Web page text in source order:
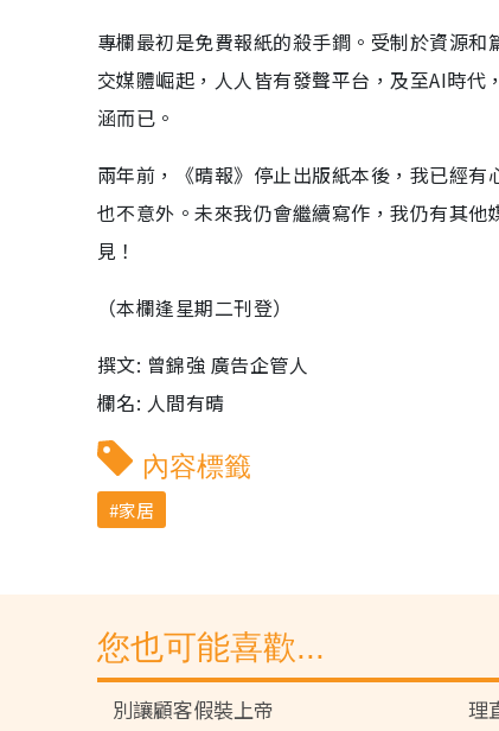
專欄最初是免費報紙的殺手鐧。受制於資源
交媒體崛起，人人皆有發聲平台，及至AI時
涵而已。
兩年前，《晴報》停止出版紙本後，我已經
也不意外。未來我仍會繼續寫作，我仍有其
見！
（本欄逢星期二刊登）
撰文: 曾錦強 廣告企管人
欄名: 人間有晴
內容標籤
家居
您也可能喜歡...
別讓顧客假裝上帝 理